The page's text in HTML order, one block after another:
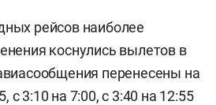
рейсов наиболее
коснулись вылетов в
перенесены на
с 3:10 на 7:00, с 3:40 на 12:55